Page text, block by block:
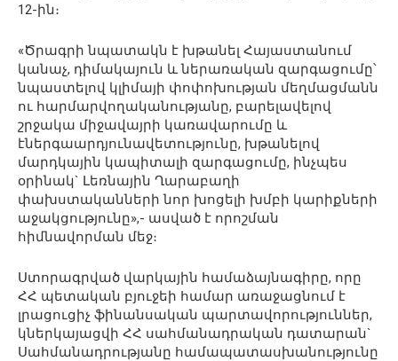
12-ին։
«Ծրագրի նպատակն է խթանել Հայաստանում
կանաչ, դիմակայուն և ներառական զարգացումը՝
նպաստելով կլիմայի փոփոխության մեղմացմանն
ու հարմարվողականությանը, բարելավելով
շրջակա միջավայրի կառավարումը և
էներգաարդյունավետությունը, խթանելով
մարդկային կապիտալի զարգացումը, ինչպես
օրինակ` Լեռնային Ղարաբաղի
փախստականների նոր խոցելի խմբի կարիքների
աջակցությունը»,- ասված է որոշման
հիմնավորման մեջ։
Ստորագրված վարկային համաձայնագիրը, որը
ՀՀ պետական բյուջեի համար առաջացնում է
լրացուցիչ ֆինանսական պարտավորություններ,
կներկայացվի ՀՀ սահմանադրական դատարան`
Սահմանադրությանը համապատասխանությունը